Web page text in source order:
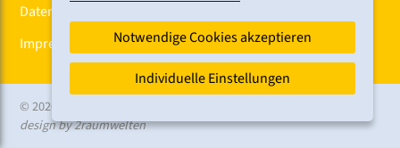
Datenschutz
Impressum
© 2026 CHORFEST
design by 2raumwelten
Notwendige Cookies akzeptieren
Individuelle Einstellungen